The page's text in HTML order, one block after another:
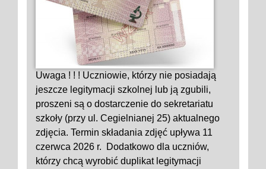
Uwaga ! ! ! Uczniowie, którzy nie posiadają
jeszcze legitymacji szkolnej lub ją zgubili,
proszeni są o dostarczenie do sekretariatu
szkoły (przy ul. Cegielnianej 25) aktualnego
zdjęcia. Termin składania zdjęć upływa 11
czerwca 2026 r. Dodatkowo dla uczniów,
którzy chcą wyrobić duplikat legitymacji